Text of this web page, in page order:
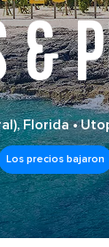
Florida•
Los precios bajaron